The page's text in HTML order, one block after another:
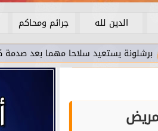
الدين لله جرائم ومحاكم
سلاحا مهما بعد صدمة كأس العالم